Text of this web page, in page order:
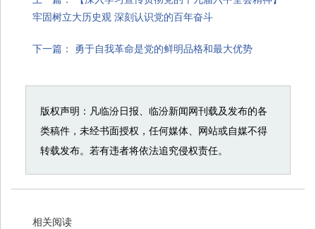
牢固树立大历史观 深刻认识党的百年奋斗
下一篇： 勇于自我革命是党的鲜明品格和最大优势
版权声明：凡临汾日报、临汾新闻网刊载及发布的各
类稿件，未经书面授权，任何媒体、网站或自媒不得
转载发布。若有违者将依法追究侵权责任。
相关阅读